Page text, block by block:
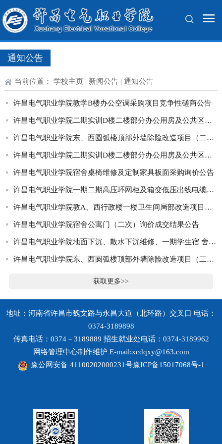
通知公告
当前位置： 学校主页| 新闻公告| 通知公告
许昌电气职业学院教学B楼办公空调采购项目竞争性磋商公告
许昌电气职业学院二期实训D楼二楼部分办公用房及公共区域维修改造询价结果公告
许昌电气职业学院东、西圆弧楼顶部外墙除险改造项目（二次）成交结果公告
许昌电气职业学院二期实训D楼二楼部分办公用房及公共区域维修改造询价公告
许昌电气职业学院宿舍桌椅维修及定制家具板面采购询价公告
许昌电气职业学院一期二期高压环网柜及箱变低压出线电缆排查项目询价公告
许昌电气职业学院教A、西行政楼一楼卫生间局部改造项目成交结果公告
许昌电气职业学院宿舍公寓门（二次）询价成交结果公告
许昌电气职业学院地面下沉、散水下沉维修、一期学生宿 舍外墙倾斜除险项目成交结果公告
许昌电气职业学院东、西圆弧楼顶部外墙除险改造项目（二次）竞争性谈判公告
获取更多>>
地址：河南省许昌市魏文路与永昌大道（北环路）交叉口 电话：
0374-3189898
传真电话：0374－3189889 招生就业处电话：0374-3189962
网络管理中心制作维护 E-mail:xcdqxy@163.com
豫公网安备 41100202000231号豫ICP备15017068号-1